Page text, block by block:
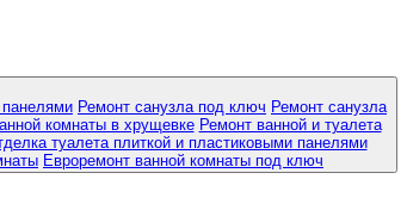
панелями Ремонт санузла под ключ Ремонт санузла
комнаты в хрущевке Ремонт ванной и туалета
туалета плиткой и пластиковыми панелями
Евроремонт ванной комнаты под ключ